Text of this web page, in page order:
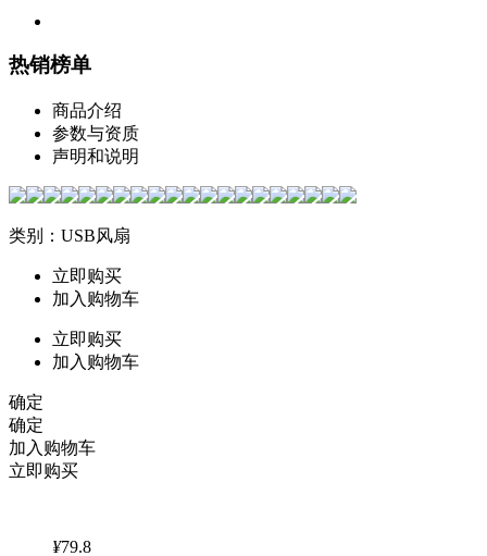
热销榜单
商品介绍
参数与资质
声明和说明
类别：USB风扇
立即购买
加入购物车
立即购买
加入购物车
确定
确定
加入购物车
立即购买
¥79.8